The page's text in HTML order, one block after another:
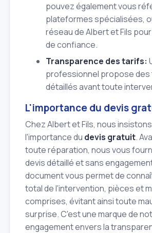
pouvez également vous
plateformes spécialisées,
réseau de Albert et Fils
de confiance.
Transparence des tarifs:
professionnel propose des
détaillés avant toute
L'importance du devis
Chez Albert et Fils, nous
l'importance du devis gratuit.
toute réparation, nous vous
devis détaillé et sans
document vous permet de
total de l'intervention, pièces et
comprises, évitant ainsi toute
surprise. C'est une marque de
engagement envers la